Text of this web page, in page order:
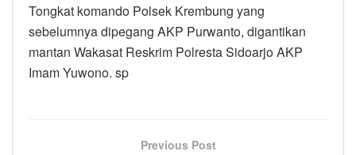
Tongkat komando Polsek Krembung yang
sebelumnya dipegang AKP Purwanto, digantikan
mantan Wakasat Reskrim Polresta Sidoarjo AKP
Imam Yuwono. sp
Previous Post